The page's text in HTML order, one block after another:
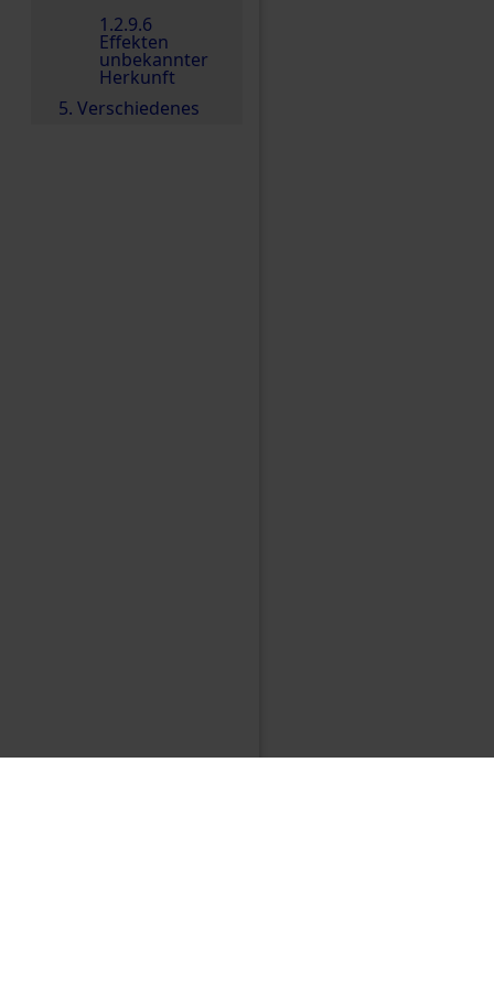
1.2.9.6
Effekten
unbekannter
Herkunft
5. Verschiedenes